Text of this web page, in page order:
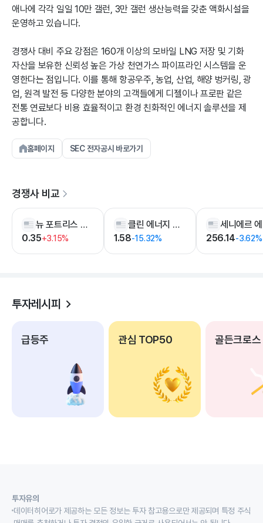
애나에 각각 일일 10만 갤런, 3만 갤런 생산능력을 갖춘 액화시설을
운영하고 있습니다.
경쟁사 대비 주요 강점은 160개 이상의 모바일 LNG 저장 및 기화
자산을 보유한 신뢰성 높은 가상 천연가스 파이프라인 시스템을 운
영한다는 점입니다. 이를 통해 항공우주, 농업, 산업, 해양 벙커링, 광
업, 원격 발전 등 다양한 분야의 고객들에게 디젤이나 프로판 같은
전통 연료보다 비용 효율적이고 환경 친화적인 에너지 솔루션을 제
공합니다.
홈페이지 SEC 전자공시 바로가기
경쟁사 비교
뉴 포트리스 에너지
0.35+3.15%
클린 에너지 퓨얼
1.58-15.32% 256.14-3.62%
투자레시피
급등주 관심 TOP50 골든크로스
투자유의
데이터히어로가 제공하는 모든 정보는 투자 참고용으로만 제공되며 특정 주식